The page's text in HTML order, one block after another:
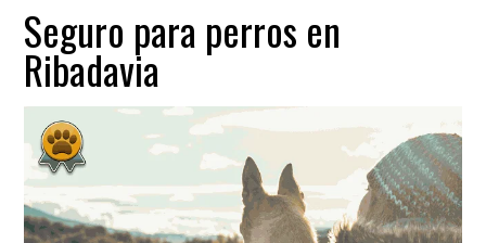
Seguro para perros en
Ribadavia